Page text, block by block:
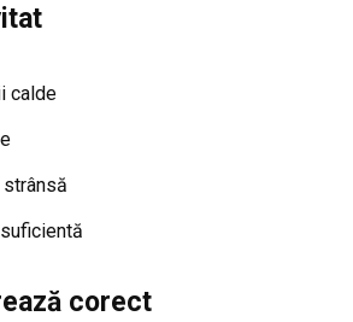
calde
corect